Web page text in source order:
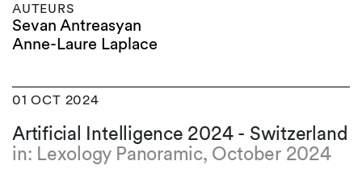
AUTEURS
Sevan Antreasyan
Anne-Laure Laplace
01 OCT 2024
Artificial Intelligence 2024 - Switzerland
in: Lexology Panoramic, October 2024